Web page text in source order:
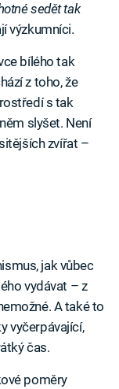
sedět tak
výzkumníci.
bílého tak
z toho, že
s tak
slyšet. Není
zvířat –
jak vůbec
vydávat – z
A také to
vyčerpávající,
čas.
poměry